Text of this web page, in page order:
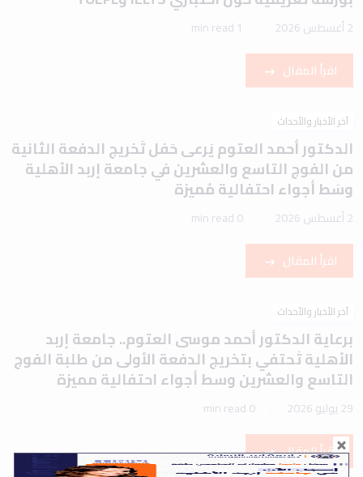
2 أغسطس 2026 1 min read
اقرأ المقال
آخر الأخبار والأحداث
الدكتور أحمد العتوم يَرعى حَفل تَخريج الدفعة الثانية
من الفوج التاسع والعشرين في جامعة إربد الأهلية
وسَط أجواء احتفالية مُميزة
2 أغسطس 2026 0 min read
اقرأ المقال
آخر الأخبار والأحداث
برعاية الدكتور أحمد موسى العتوم.. جامعة إربد
الأهلية تَحتفي بتخريج الدفعة الأولى من طلبة الفوج
التاسع والعشرين وسط أجواء احتفالية مميزة
29 يوليو 2026 0 min read
اقرأ المقال